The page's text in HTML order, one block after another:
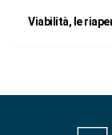
Viabilità, le